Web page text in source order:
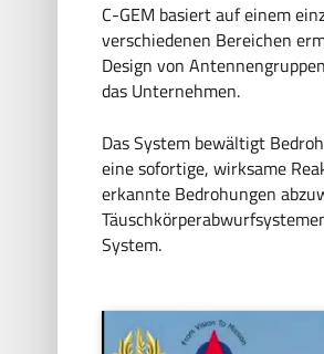
C-GEM basiert auf einem
verschiedenen Bereichen
Design von
das Unternehmen.
Das System bewältigt
eine sofortige, wirksame
erkannte Bedrohungen
System.